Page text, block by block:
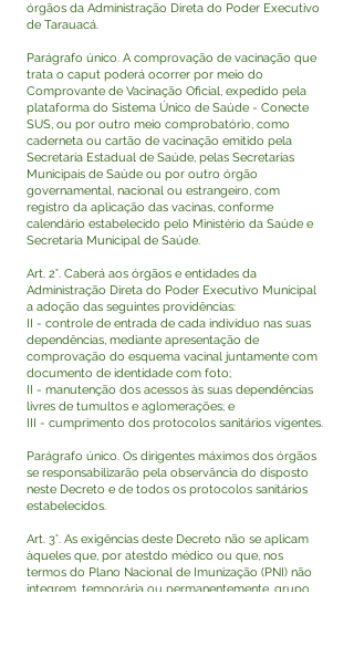
órgãos da Administração Direta do Poder Executivo
de Tarauacá.
Parágrafo único. A comprovação de vacinação que
trata o caput poderá ocorrer por meio do
Comprovante de Vacinação Oficial, expedido pela
plataforma do Sistema Único de Saúde - Conecte
SUS, ou por outro meio comprobatório, como
caderneta ou cartão de vacinação emitido pela
Secretaria Estadual de Saúde, pelas Secretarias
Municipais de Saúde ou por outro órgão
governamental, nacional ou estrangeiro, com
registro da aplicação das vacinas, conforme
calendário estabelecido pelo Ministério da Saúde e
Secretaria Municipal de Saúde.
Art. 2°. Caberá aos órgãos e entidades da
Administração Direta do Poder Executivo Municipal
a adoção das seguintes providências:
II - controle de entrada de cada indivíduo nas suas
dependências, mediante apresentação de
comprovação do esquema vacinal juntamente com
documento de identidade com foto;
II - manutenção dos acessos às suas dependências
livres de tumultos e aglomerações; e
III - cumprimento dos protocolos sanitários vigentes.
Parágrafo único. Os dirigentes máximos dos órgãos
se responsabilizarão pela observância do disposto
neste Decreto e de todos os protocolos sanitários
estabelecidos.
Art. 3°. As exigências deste Decreto não se aplicam
àqueles que, por atestdo médico ou que, nos
termos do Plano Nacional de Imunização (PNI) não
integrem, temporária ou permanentemente, grupo